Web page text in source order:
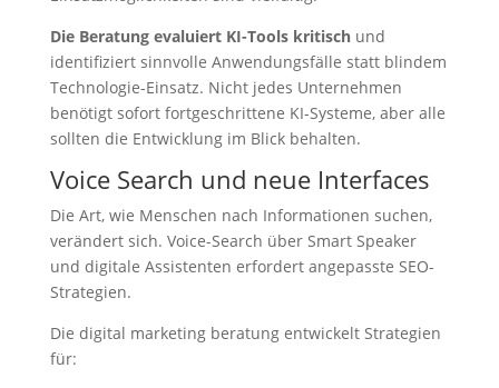
Die Beratung evaluiert KI-Tools kritischund
identifiziert sinnvolle Anwendungsfälle statt blindem
Technologie-Einsatz. Nicht jedes Unternehmen
benötigt sofort fortgeschrittene KI-Systeme, aber alle
sollten die Entwicklung im Blick behalten.
Voice Search und neue Interfaces
Die Art, wie Menschen nach Informationen suchen,
verändert sich. Voice-Search über Smart Speaker
und digitale Assistenten erfordert angepasste SEO-
Strategien.
Die digital marketing beratung entwickelt Strategien
für: